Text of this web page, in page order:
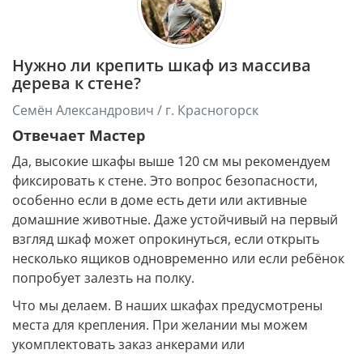
Нужно ли крепить шкаф из массива
дерева к стене?
Семён Александрович / г. Красногорск
Отвечает Мастер
Да, высокие шкафы выше 120 см мы рекомендуем
фиксировать к стене. Это вопрос безопасности,
особенно если в доме есть дети или активные
домашние животные. Даже устойчивый на первый
взгляд шкаф может опрокинуться, если открыть
несколько ящиков одновременно или если ребёнок
попробует залезть на полку.
Что мы делаем. В наших шкафах предусмотрены
места для крепления. При желании мы можем
укомплектовать заказ анкерами или